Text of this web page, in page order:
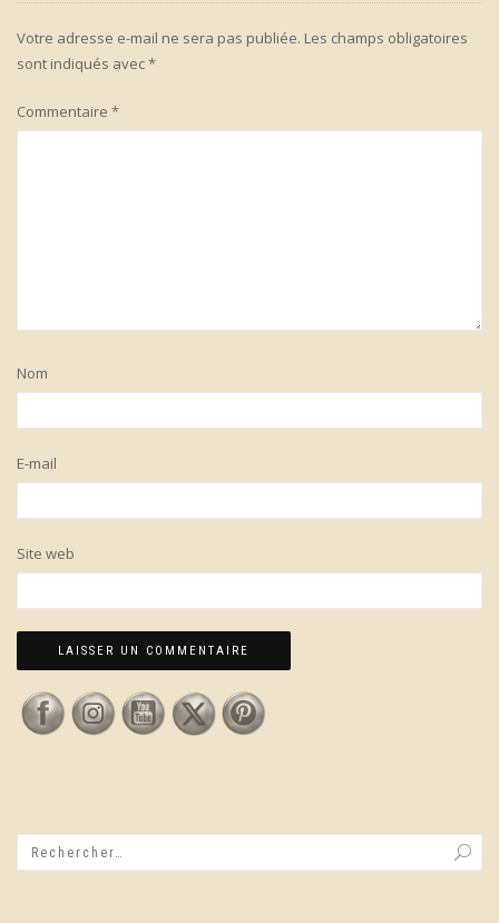
Votre adresse e-mail ne sera pas publiée. Les champs obligatoires
sont indiqués avec*
Commentaire *
Nom
E-mail
Site web